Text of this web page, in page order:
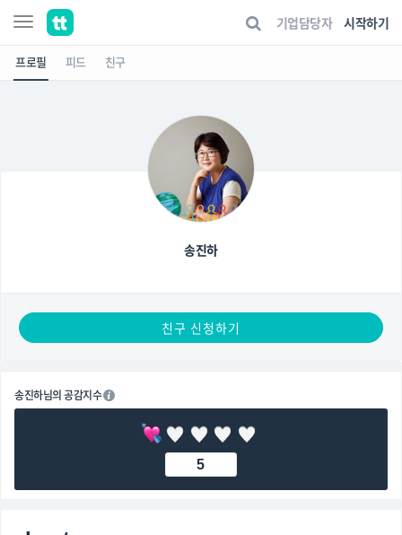
기업담당자 시작하기
프로필 피드 친구
송진하
친구 신청하기
송진하님의 공감지수
5